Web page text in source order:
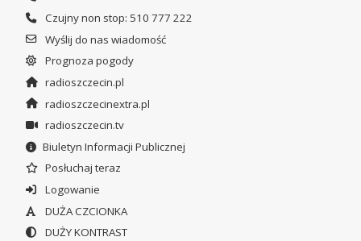
Czujny non stop: 510 777 222
Wyślij do nas wiadomość
Prognoza pogody
radioszczecin.pl
radioszczecinextra.pl
radioszczecin.tv
Biuletyn Informacji Publicznej
Posłuchaj teraz
Logowanie
DUŻA CZCIONKA
DUŻY KONTRAST